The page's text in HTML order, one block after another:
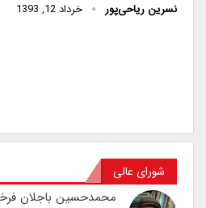
نسرین ریاحی‌پور خرداد 12, 1393
شورای عالی
محمدحسین باجلان فرخی